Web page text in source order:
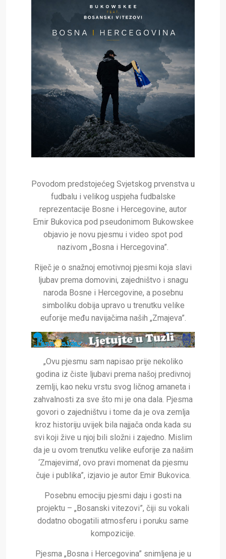
Povodom predstojećeg Svjetskog prvenstva u
fudbalu i velikog uspjeha fudbalske
reprezentacije Bosne i Hercegovine, autor
Emir Bukovica pod pseudonimom Bukowskee
objavio je novu pjesmu i video spot pod
nazivom „Bosna i Hercegovina”.
Riječ je o snažnoj emotivnoj pjesmi koja slavi
ljubav prema domovini, zajedništvo i snagu
naroda Bosne i Hercegovine, a posebnu
simboliku dobija upravo u trenutku velike
euforije među navijačima naših „Zmajeva”.
„Ovu pjesmu sam napisao prije nekoliko
godina iz čiste ljubavi prema našoj predivnoj
zemlji, kao neku vrstu svog ličnog amaneta i
zahvalnosti za sve što mi je ona dala. Pjesma
govori o zajedništvu i tome da je ova zemlja
kroz historiju uvijek bila najjača onda kada su
svi koji žive u njoj bili složni i zajedno. Mislim
da je u ovom trenutku velike euforije za našim
‘Zmajevima’, ovo pravi momenat da pjesmu
čuje i publika”, izjavio je autor Emir Bukovica.
Posebnu emociju pjesmi daju i gosti na
projektu – „Bosanski vitezovi”, čiji su vokali
dodatno obogatili atmosferu i poruku same
kompozicije.
Pjesma „Bosna i Hercegovina” snimljena je u